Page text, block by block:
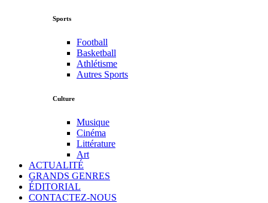
Sports
Football
Basketball
Athlétisme
Autres Sports
Culture
Musique
Cinéma
Littérature
Art
ACTUALITÉ
GRANDS GENRES
ÉDITORIAL
CONTACTEZ-NOUS